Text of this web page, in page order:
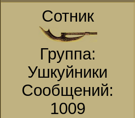
Сотник
Группа:
Ушкуйники
Сообщений:
1009